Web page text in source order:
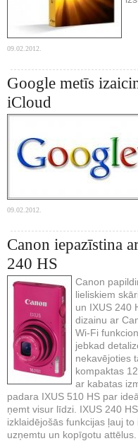
09.02.2012.
Google metīs
iCloud
09.02.2012.
Canon iepazīstina
240 HS
Canon
lieliskiem
un IXUS 240
dizainu ar
Wi-Fi
jebkad
nekavējoties
kompaktas
ar kabatas
padara IXUS 510 HS par
ņemt visur līdzi. IXUS 240
izklaidējošās funkcijas ļauj
uzņemtu un kopīgotu attēlus.